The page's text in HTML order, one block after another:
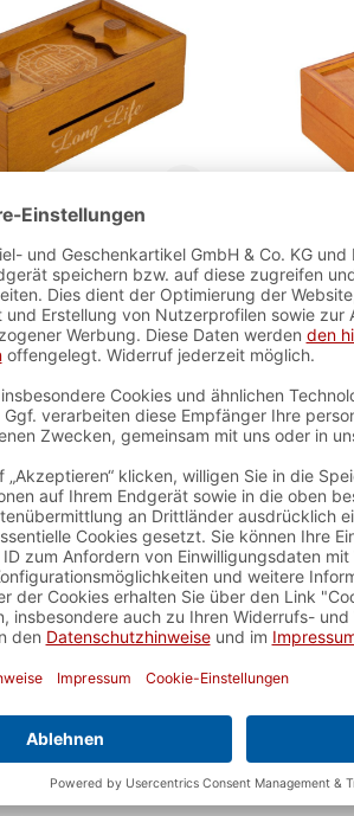
Box Double
Happiness
5535
- Lieferzeit ca. 2-3
Werktage
11,99 €*
Warenkorb
sofort
Box Moonshine